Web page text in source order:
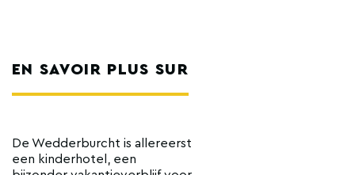
EN SAVOIR PLUS SUR
De Wedderburcht is allereerst
een kinderhotel, een